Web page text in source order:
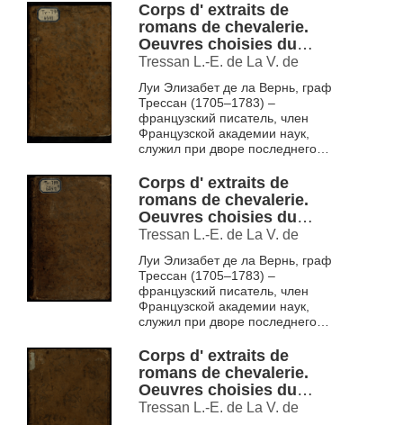
Corps d' extraits de
romans de chevalerie.
Oeuvres choisies du
comte de Tressan T. 10
Tressan L.-E. de La V. de
Луи Элизабет де ла Вернь, граф
Трессан (1705–1783) –
французский писатель, член
Французской академии наук,
служил при дворе последнего
Станислава Понятовского, был
постоянным...
Corps d' extraits de
romans de chevalerie.
Oeuvres choisies du
comte de Tressan T. 8
Tressan L.-E. de La V. de
Луи Элизабет де ла Вернь, граф
Трессан (1705–1783) –
французский писатель, член
Французской академии наук,
служил при дворе последнего
Станислава Понятовского, был
постоянным...
Corps d' extraits de
romans de chevalerie.
Oeuvres choisies du
comte de Tressan T. 9
Tressan L.-E. de La V. de